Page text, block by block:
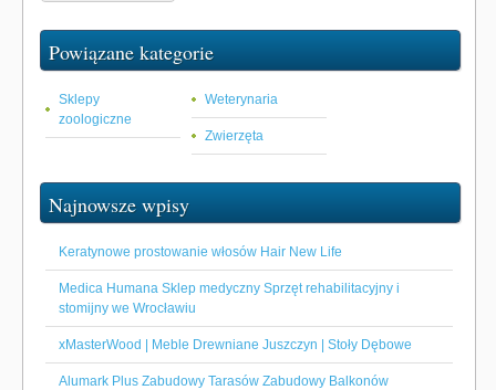
Powiązane kategorie
Sklepy
zoologiczne
Weterynaria
Zwierzęta
Najnowsze wpisy
Keratynowe prostowanie włosów Hair New Life
Medica Humana Sklep medyczny Sprzęt rehabilitacyjny i
stomijny we Wrocławiu
xMasterWood | Meble Drewniane Juszczyn | Stoły Dębowe
Alumark Plus Zabudowy Tarasów Zabudowy Balkonów